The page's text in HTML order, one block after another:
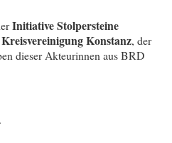
Initiative Stolpersteine
Konstanz, der
dieser Akteurinnen aus BRD